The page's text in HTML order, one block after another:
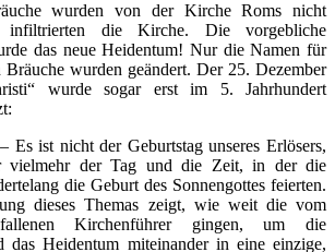
wurden von der Kirche Roms nicht
infiltrierten die Kirche. Die vorgebliche
das neue Heidentum! Nur die Namen für
Bräuche wurden geändert. Der 25. Dezember
wurde sogar erst im 5. Jahrhundert
Es ist nicht der Geburtstag unseres Erlösers,
vielmehr der Tag und die Zeit, in der die
die Geburt des Sonnengottes feierten.
dieses Themas zeigt, wie weit die vom
Kirchenführer gingen, um die
das Heidentum miteinander in eine einzige,